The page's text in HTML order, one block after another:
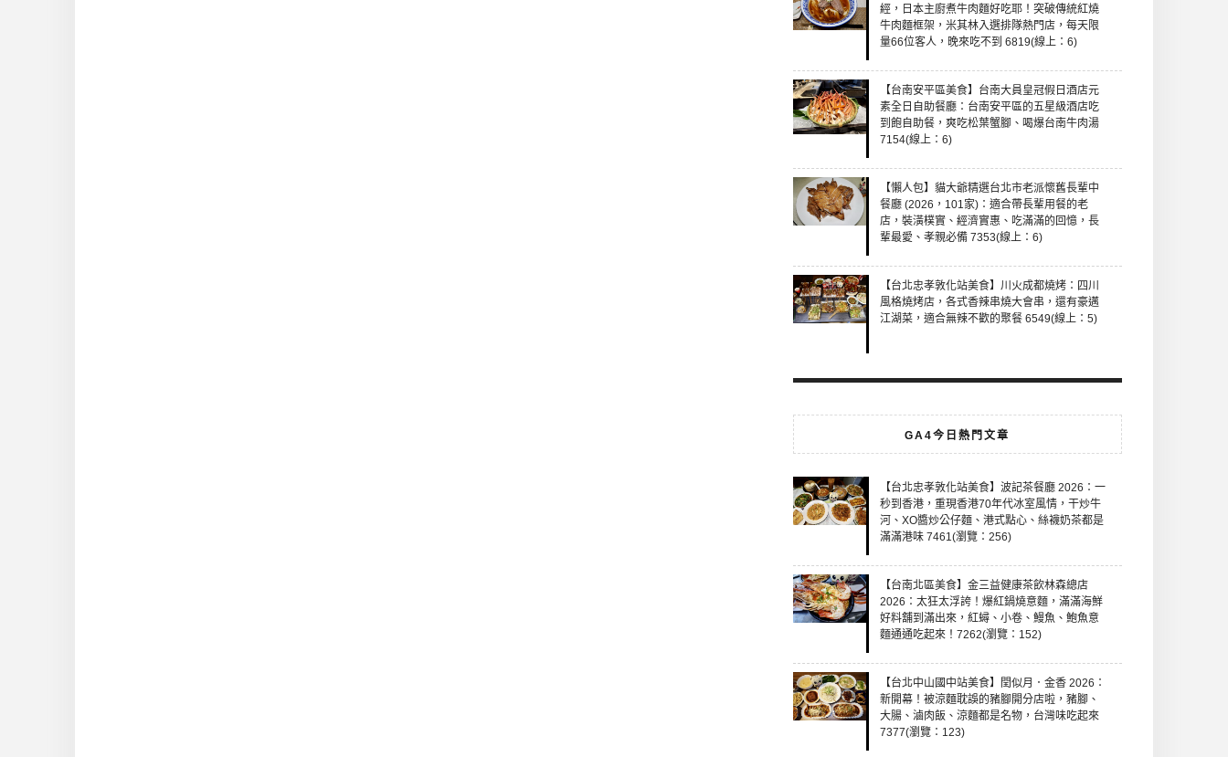
經，日本主廚煮牛肉麵好吃耶！突破傳統紅燒
牛肉麵框架，米其林入選排隊熱門店，每天限
量66位客人，晚來吃不到 6819(線上：6)
【台南安平區美食】台南大員皇冠假日酒店元
素全日自助餐廳：台南安平區的五星級酒店吃
到飽自助餐，爽吃松葉蟹腳、喝爆台南牛肉湯
7154(線上：6)
【懶人包】貓大爺精選台北市老派懷舊長輩中
餐廳 (2026，101家)：適合帶長輩用餐的老
店，裝潢樸實、經濟實惠、吃滿滿的回憶，長
輩最愛、孝親必備 7353(線上：6)
【台北忠孝敦化站美食】川火成都燒烤：四川
風格燒烤店，各式香辣串燒大會串，還有豪邁
江湖菜，適合無辣不歡的聚餐 6549(線上：5)
GA4今日熱門文章
【台北忠孝敦化站美食】波記茶餐廳 2026：一
秒到香港，重現香港70年代冰室風情，干炒牛
河、XO醬炒公仔麵、港式點心、絲襪奶茶都是
滿滿港味 7461(瀏覽：256)
【台南北區美食】金三益健康茶飲林森總店
2026：太狂太浮誇！爆紅鍋燒意麵，滿滿海鮮
好料舖到滿出來，紅蟳、小卷、鰻魚、鮑魚意
麵通通吃起來！7262(瀏覽：152)
【台北中山國中站美食】閏似月．金香 2026：
新開幕！被涼麵耽誤的豬腳開分店啦，豬腳、
大腸、滷肉飯、涼麵都是名物，台灣味吃起來
7377(瀏覽：123)